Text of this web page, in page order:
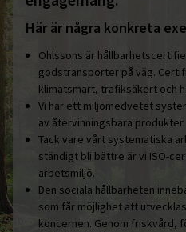
Här är några konkreta
Ohlssons är
godstransporter på väg.
klimatsmart, trafiksäkert och
Vi har ett miljömedvetet
av återvinningsbara produkter.
Tack vare vårt systematiska
ständigt bli bättre är vi ISO-
arbetsmiljö.
Den sociala hållbarheten
som får möjlighet att
koncernen. Genom friskvård,